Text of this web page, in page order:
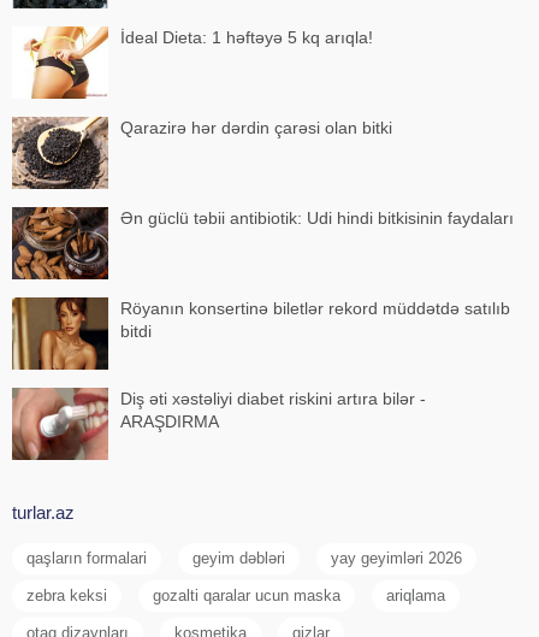
İdeal Dieta: 1 həftəyə 5 kq arıqla!
Qarazirə hər dərdin çarəsi olan bitki
Ən güclü təbii antibiotik: Udi hindi bitkisinin faydaları
Röyanın konsertinə biletlər rekord müddətdə satılıb
bitdi
Diş əti xəstəliyi diabet riskini artıra bilər -
ARAŞDIRMA
turlar.az
qaşların formalari geyim dəbləri yay geyimləri 2026
zebra keksi gozalti qaralar ucun maska ariqlama
otaq dizaynları kosmetika qizlar